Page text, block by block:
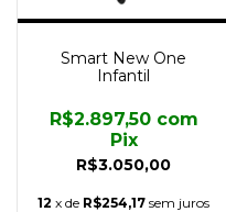
Smart New One
Infantil
R$3.050,00
R$2.897,50 com
Pix
12 x de R$254,17 sem juros